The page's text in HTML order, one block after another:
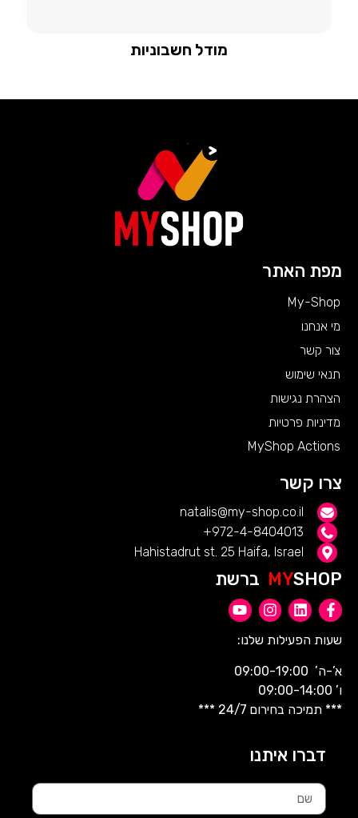
מודל חשבוניות
מפת האתר
My-Shop
מי אנחנו
צור קשר
תנאי שימוש
הצהרת נגישות
מדיניות פרטיות
MyShop Actions
צרו קשר
natalis@my-shop.co.il
972-4-8404013+
Hahistadrut st. 25 Haifa, Israel
MYSHOP ברשת
שעות הפעילות שלנו:
א’-ה’ 09:00-19:00
ו’ 09:00-14:00
*** תמיכה בחירום 24/7 ***
דברו איתנו